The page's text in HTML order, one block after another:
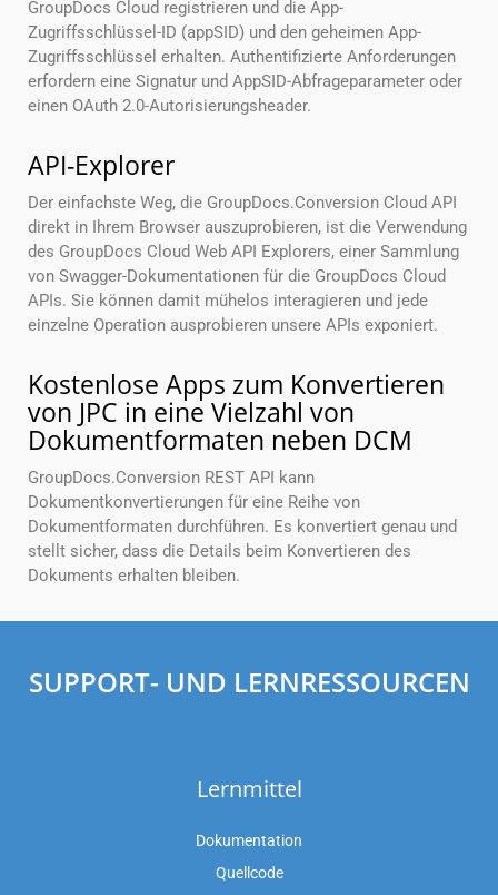
GroupDocs Cloud registrieren und die App-
Zugriffsschlüssel-ID (appSID) und den geheimen App-
Zugriffsschlüssel erhalten. Authentifizierte Anforderungen
erfordern eine Signatur und AppSID-Abfrageparameter oder
einen OAuth 2.0-Autorisierungsheader.
API-Explorer
Der einfachste Weg, die GroupDocs.Conversion Cloud API
direkt in Ihrem Browser auszuprobieren, ist die Verwendung
des GroupDocs Cloud Web API Explorers, einer Sammlung
von Swagger-Dokumentationen für die GroupDocs Cloud
APIs. Sie können damit mühelos interagieren und jede
einzelne Operation ausprobieren unsere APIs exponiert.
Kostenlose Apps zum Konvertieren
von JPC in eine Vielzahl von
Dokumentformaten neben DCM
GroupDocs.Conversion REST API kann
Dokumentkonvertierungen für eine Reihe von
Dokumentformaten durchführen. Es konvertiert genau und
stellt sicher, dass die Details beim Konvertieren des
Dokuments erhalten bleiben.
SUPPORT- UND LERNRESSOURCEN
Lernmittel
Dokumentation
Quellcode